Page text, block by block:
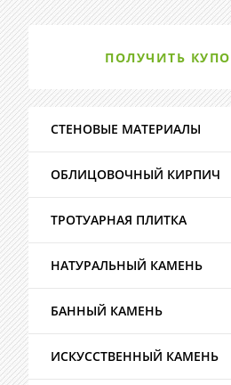
ПОЛУЧИТЬ
СТЕНОВЫЕ МАТЕРИАЛЫ
ОБЛИЦОВОЧНЫЙ КИРПИЧ
ТРОТУАРНАЯ ПЛИТКА
НАТУРАЛЬНЫЙ КАМЕНЬ
БАННЫЙ КАМЕНЬ
ИСКУССТВЕННЫЙ КАМЕНЬ